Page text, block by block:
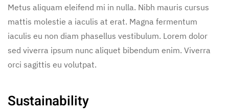
Metus aliquam eleifend mi in nulla. Nibh mauris cursus
mattis molestie a iaculis at erat. Magna fermentum
iaculis eu non diam phasellus vestibulum. Lorem dolor
sed viverra ipsum nunc aliquet bibendum enim. Viverra
orci sagittis eu volutpat.
Sustainability